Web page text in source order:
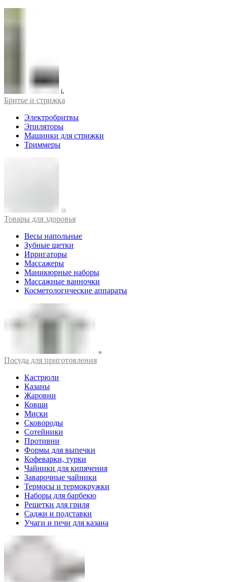
Бритье и стрижка
Электробритвы
Эпиляторы
Машинки для стрижки
Триммеры
Товары для здоровья
Весы напольные
Зубные щетки
Ирригаторы
Массажеры
Маникюрные наборы
Массажные ванночки
Косметологические аппараты
Посуда для приготовления
Кастрюли
Казаны
Жаровни
Ковши
Миски
Сковороды
Сотейники
Противни
Формы для выпечки
Кофеварки, турки
Чайники для кипячения
Заварочные чайники
Термосы и термокружки
Наборы для барбекю
Решетки для гриля
Саджи и подставки
Учаги и печи для казана